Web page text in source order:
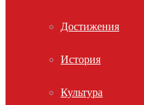
Достижения
История
Культура